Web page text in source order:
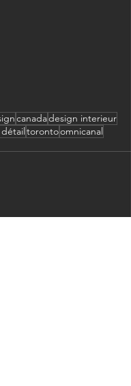
canadadesign interieur
torontoomnicanal